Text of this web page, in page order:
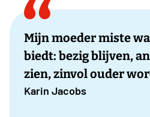
Mijn moeder miste
biedt: bezig blijven,
zien, zinvol ouder
Karin Jacobs